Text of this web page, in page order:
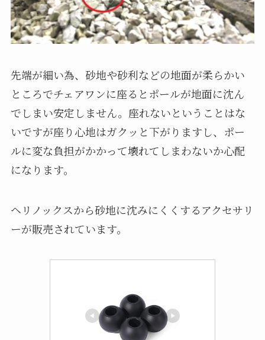
先端が細い為、砂地や砂利などの地面が柔らかい
ところでチェアワンに座るとポールが地面に沈ん
でしまい安定しません。座れないということはな
いですが座り心地はガクッと下がりますし、ポー
ルに変な負担がかかって壊れてしまわないか心配
になります。
ヘリノックスから砂地に沈みにくくするアクセサリ
ーが販売されています。